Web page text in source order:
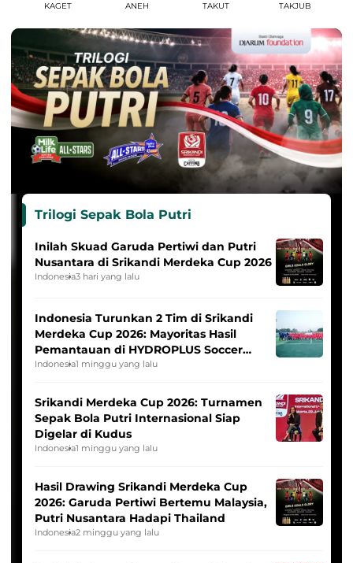
KAGET ANEH TAKUT TAKJUB
Trilogi Sepak Bola Putri
Inilah Skuad Garuda Pertiwi dan Putri
Nusantara di Srikandi Merdeka Cup 2026
Indonesia3 hari yang lalu
Indonesia Turunkan 2 Tim di Srikandi
Merdeka Cup 2026: Mayoritas Hasil
Pemantauan di HYDROPLUS Soccer
League
Indonesia1 minggu yang lalu
Srikandi Merdeka Cup 2026: Turnamen
Sepak Bola Putri Internasional Siap
Digelar di Kudus
Indonesia1 minggu yang lalu
Hasil Drawing Srikandi Merdeka Cup
2026: Garuda Pertiwi Bertemu Malaysia,
Putri Nusantara Hadapi Thailand
Indonesia2 minggu yang lalu